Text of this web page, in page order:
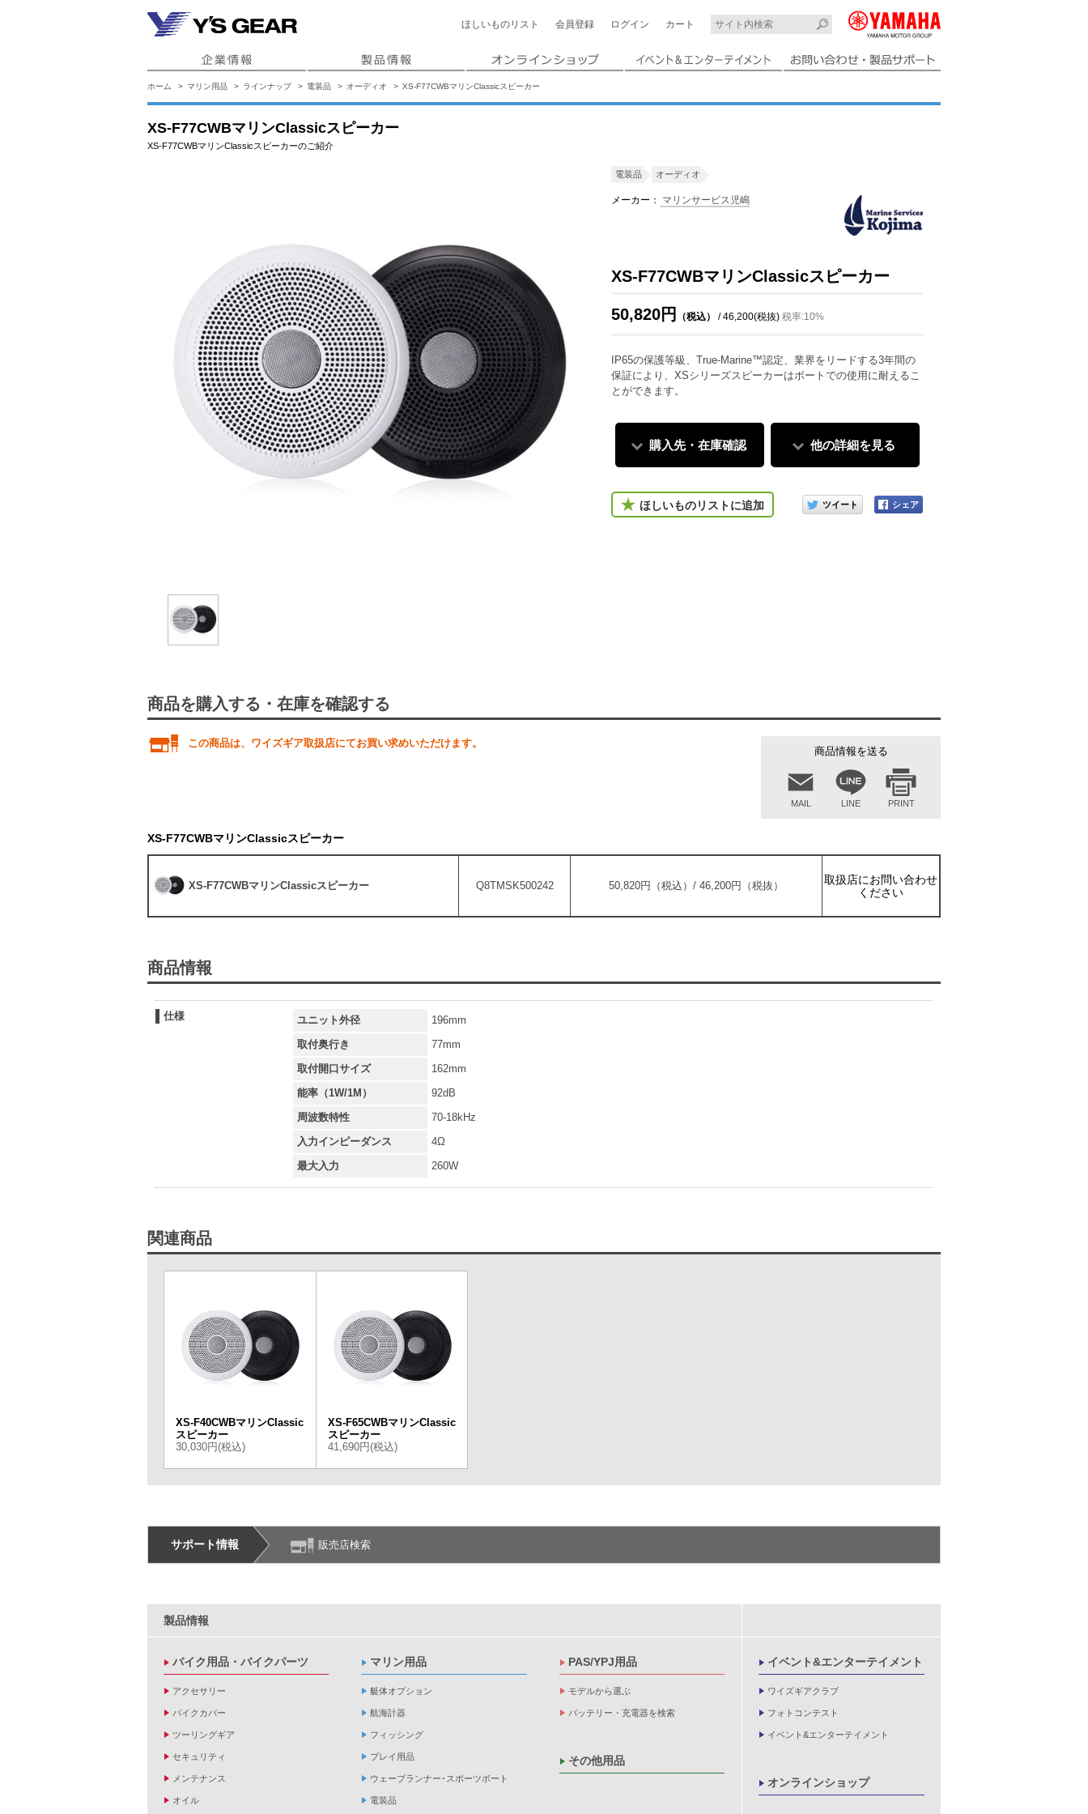
ほしいもの リスト 会員登録 ログイン カート
ホーム マリン用品 ラインナップ 電装品 オーディオ XS-F77CWBマリンClassicスピーカー
XS-F77CWBマリンClassicスピーカー
XS-F77CWBマリンClassicスピーカーのご紹介
電装品 オーディオ
メーカー： マリンサービス児嶋
XS-F77CWBマリンClassicスピーカー
50,820円 （税込） / 46,200(税抜) 税率:10%
IP65の保護等級、True-Marine™認定、業界をリードする3年間の
保証により、XSシリーズスピーカーはボートでの使用に耐えるこ
とができます。
購入先・在庫確認 他の詳細を見る
ほしいものリストに追加
このアイテムをシェアする
商品を購入する・在庫を確認する
商品情報を送る
MAIL LINE PRINT
この商品は、ワイズギア取扱店にてお買い求めいただけます。
XS-F77CWBマリンClassicスピーカー
XS-F77CWBマリンClassicスピーカー Q8TMSK500242 50,820円（税込）/ 46,200円（税抜）
取扱店にお問い合わせ
ください
商品情報
仕様 ユニット外径
196mm
取付奥行き
77mm
取付開口サイズ
162mm
能率（1W/1M）
92dB
周波数特性
70-18kHz
入力インピーダンス
4Ω
最大入力
260W
関連商品
XS-F40CWBマリンClassic
スピーカー
30,030円(税込)
XS-F65CWBマリンClassic
スピーカー
41,690円(税込)
サポート情報 販売店検索
製品情報
バイク用品・バイクパーツ
アクセサリー
バイクカバー
ツーリングギア
セキュリティ
メンテナンス
オイル
マリン用品
艇体オプション
航海計器
フィッシング
プレイ用品
ウェーブランナー･スポーツボート
電装品
PAS/YPJ用品
モデルから選ぶ
バッテリー・充電器を検索
その他用品
イベント&エンターテイメント
ワイズギアクラブ
フォトコンテスト
イベント&エンターテイメント
オンラインショップ